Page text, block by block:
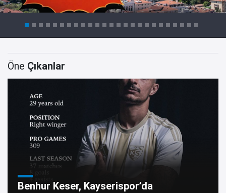
Öne Çıkanlar
Benhur Keser, Kayserispor’da